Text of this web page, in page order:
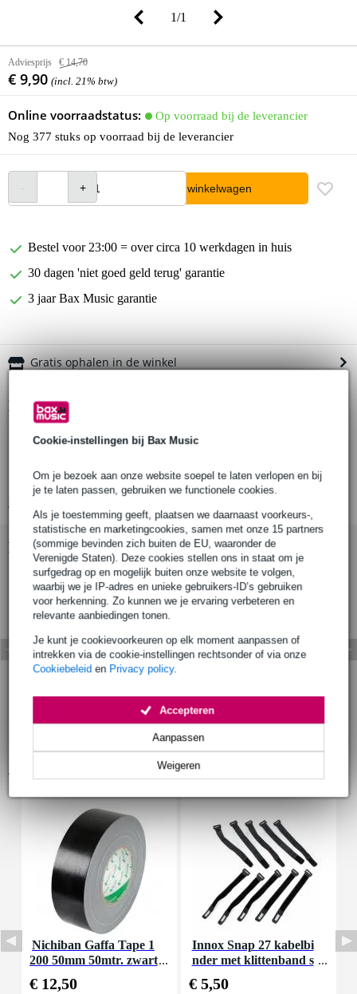
Cookie-instellingen bij Bax Music
Om je bezoek aan onze website soepel te laten verlopen en bij
je te laten passen, gebruiken we functionele cookies.
Als je toestemming geeft, plaatsen we daarnaast voorkeurs-,
statistische en marketingcookies, samen met onze 15 partners
(sommige bevinden zich buiten de EU, waaronder de
Verenigde Staten). Deze cookies stellen ons in staat om je
surfgedrag op en mogelijk buiten onze website te volgen,
waarbij we je IP-adres en unieke gebruikers-ID’s gebruiken
voor herkenning. Zo kunnen we je ervaring verbeteren en
relevante aanbiedingen tonen.
Je kunt je cookievoorkeuren op elk moment aanpassen of
intrekken via de cookie-instellingen rechtsonder of via onze
Cookiebeleid en Privacy policy.
Weigeren
Aanpassen
Accepteren
1/1
Adviesprijs € 14,70
€ 9,90 (incl. 21% btw)
Online voorraadstatus:
Op voorraad bij de leverancier
Nog 377 stuks op voorraad bij de leverancier
In winkelwagen
Bestel voor 23:00 = over circa 10 werkdagen in huis
30 dagen 'niet goed geld terug' garantie
3 jaar Bax Music garantie
Gratis ophalen in de winkel
Productinformatie
hoogwaardige speakerkabel
connectoren: 2x 6.3 mm mono jack recht
Bekijk ook eens (4)
Nichiban Gaffa Tape 1
200 50mm 50mtr. zwart
€ 12,50
Innox Snap 27 kabelbi
nder met klittenband s
€ 5,50